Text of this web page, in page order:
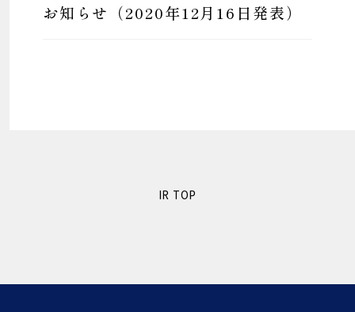
お知らせ（2020年12月16日発表）
IR TOP